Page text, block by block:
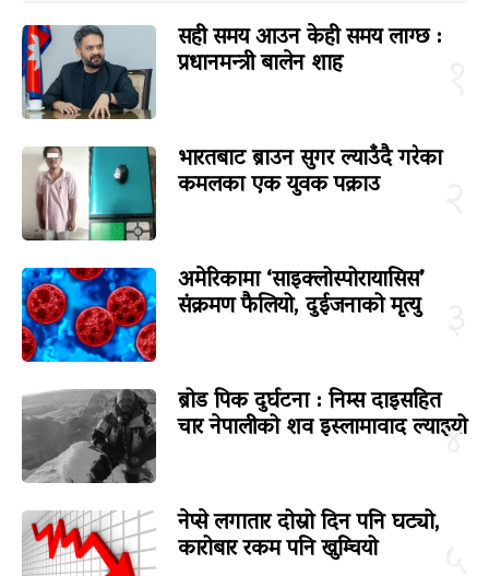
सही समय आउन केही समय लाग्छ :
प्रधानमन्त्री बालेन शाह
भारतबाट ब्राउन सुगर ल्याउँदै गरेका
कमलका एक युवक पक्राउ
अमेरिकामा ‘साइक्लोस्पोरायासिस’
संक्रमण फैलियो, दुईजनाको मृत्यु
४
ब्रोड पिक दुर्घटना : निम्स दाइसहित
चार नेपालीको शव इस्लामावाद ल्याइयो
नेप्से लगातार दोस्रो दिन पनि घट्यो,
कारोबार रकम पनि खुम्चियो